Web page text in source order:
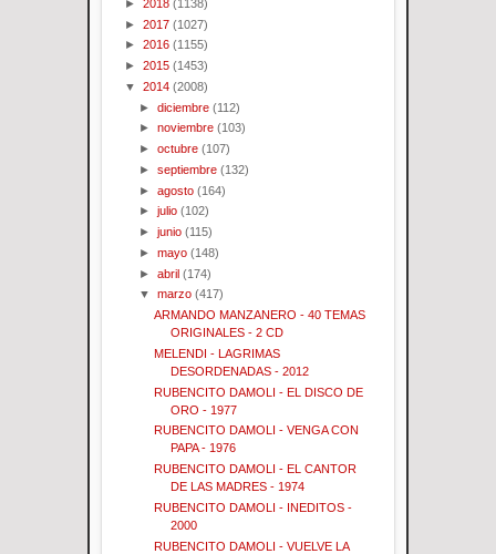
► 2018 (1138)
► 2017 (1027)
► 2016 (1155)
► 2015 (1453)
▼ 2014 (2008)
►diciembre (112)
►noviembre (103)
►octubre (107)
►septiembre (132)
►agosto (164)
►julio (102)
►junio (115)
►mayo (148)
►abril (174)
▼marzo (417)
ARMANDO MANZANERO - 40 TEMAS
ORIGINALES - 2 CD
MELENDI - LAGRIMAS
DESORDENADAS - 2012
RUBENCITO DAMOLI - EL DISCO DE
ORO - 1977
RUBENCITO DAMOLI - VENGA CON
PAPA - 1976
RUBENCITO DAMOLI - EL CANTOR
DE LAS MADRES - 1974
RUBENCITO DAMOLI - INEDITOS -
2000
RUBENCITO DAMOLI - VUELVE LA